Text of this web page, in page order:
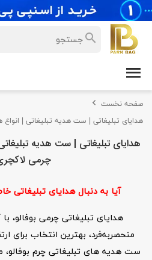
صفحه نخست
هدایای تبلیغاتی | ست هدیه تبلیغاتی | انواع
هدایای تبلیغاتی | ست هدیه
چرمی
آیا به دنبال هدایای تبلیغاتی
هدایای تبلیغاتی چرمی بوفالو،
منحصربه‌فرد، بهترین انتخاب برای
ست هدیه های تبلیغاتی چرم